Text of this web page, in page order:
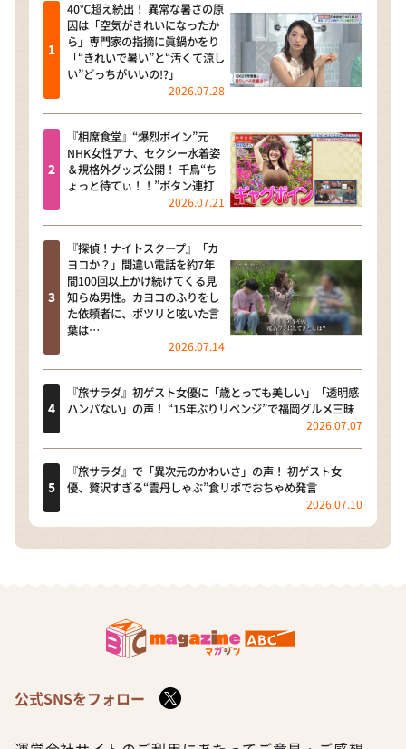
40℃超え続出！ 異常な暑さの原
因は「空気がきれいになったか
ら」専門家の指摘に眞鍋かをり
「“きれいで暑い”と“汚くて涼し
い”どっちがいいの!?」
2026.07.28
『相席食堂』“爆烈ボイン”元
NHK女性アナ、セクシー水着姿
＆規格外グッズ公開！ 千鳥“ち
ょっと待てぃ！！”ボタン連打
2026.07.21
『探偵！ナイトスクープ』「カ
ヨコか？」間違い電話を約7年
間100回以上かけ続けてくる見
知らぬ男性。カヨコのふりをし
た依頼者に、ポツリと呟いた言
葉は…
2026.07.14
『旅サラダ』初ゲスト女優に「歳とっても美しい」「透明感
ハンパない」の声！ “15年ぶりリベンジ”で福岡グルメ三昧
2026.07.07
『旅サラダ』で「異次元のかわいさ」の声！ 初ゲスト女
優、贅沢すぎる“雲丹しゃぶ”食リポでおちゃめ発言
2026.07.10
公式SNSをフォロー